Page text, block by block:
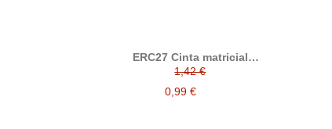
ERC27 Cinta matricial
compatible con Epson
C43S015366
1,42 €
0,99 €